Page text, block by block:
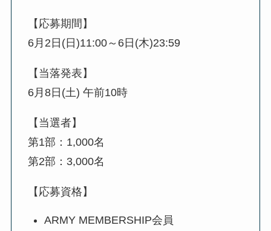
【応募期間】
6月2日(日)11:00～6日(木)23:59
【当落発表】
6月8日(土) 午前10時
【当選者】
第1部：1,000名
第2部：3,000名
【応募資格】
ARMY MEMBERSHIP会員